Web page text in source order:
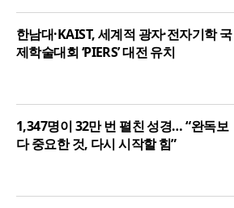
한남대·KAIST, 세계적 광자·전자기학 국
제학술대회 ‘PIERS’ 대전 유치
1,347명이 32만 번 펼친 성경… “완독보
다 중요한 것, 다시 시작할 힘”